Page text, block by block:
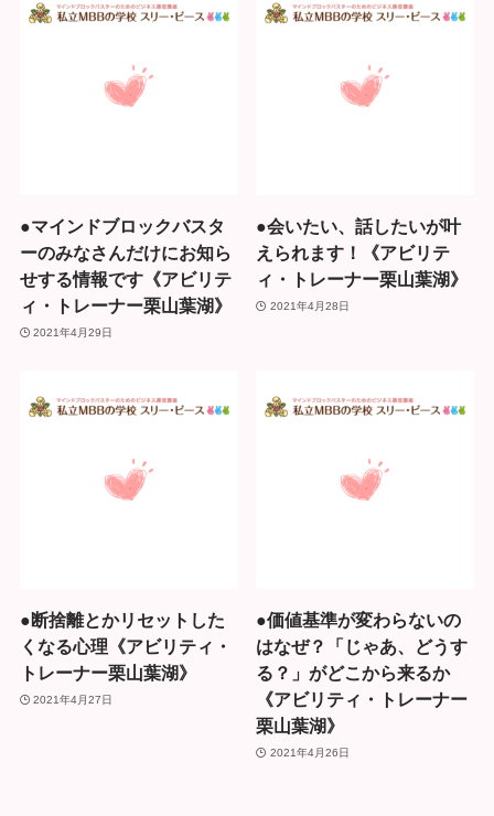
●マインドブロックバスタ
ーのみなさんだけにお知ら
せする情報です《アビリテ
ィ・トレーナー栗山葉湖》
2021年4月29日
●会いたい、話したいが叶
えられます！《アビリテ
ィ・トレーナー栗山葉湖》
2021年4月28日
●断捨離とかリセットした
くなる心理《アビリティ・
トレーナー栗山葉湖》
2021年4月27日
●価値基準が変わらないの
はなぜ？「じゃあ、どうす
る？」がどこから来るか
《アビリティ・トレーナー
栗山葉湖》
2021年4月26日